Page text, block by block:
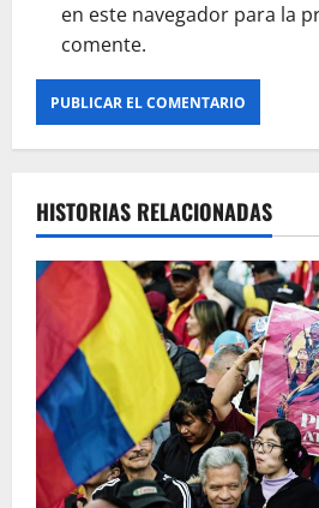
en este navegador para la
comente.
HISTORIAS RELACIONADAS